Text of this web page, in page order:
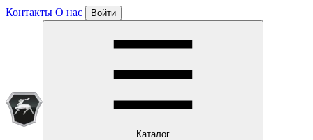
Контакты О нас Войти
Каталог
Отлично!
Подписка уже оформлена